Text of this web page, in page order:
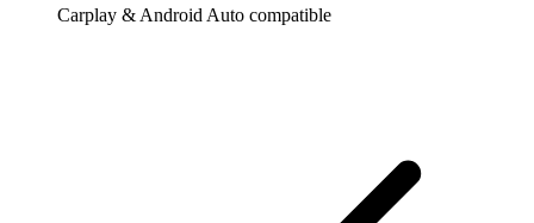
Carplay & Android Auto compatible